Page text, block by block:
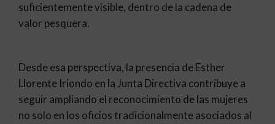
suficientemente visible, dentro de la cadena de
valor pesquera.
​Desde esa perspectiva, la presencia de Esther
Llorente Iriondo en la Junta Directiva contribuye a
seguir ampliando el reconocimiento de las mujeres
no solo en los oficios tradicionalmente asociados al